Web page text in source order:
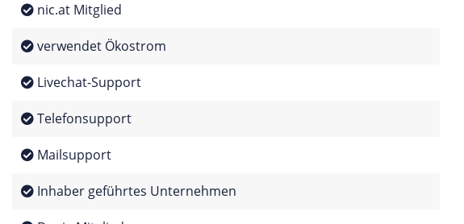
nic.at Mitglied
verwendet Ökostrom
Livechat-Support
Telefonsupport
Mailsupport
Inhaber geführtes Unternehmen